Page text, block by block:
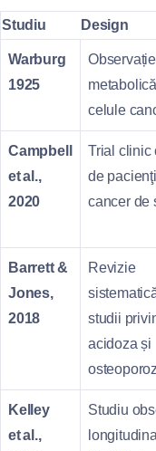
Studiu Design
Warburg
1925
Observație
celule
Campbell
et al.,
2020
Trial clinic
de
cancer de
Barrett &
Jones,
2018
Revizie
studii
acidoza și
Kelley
et al.,
Studiu